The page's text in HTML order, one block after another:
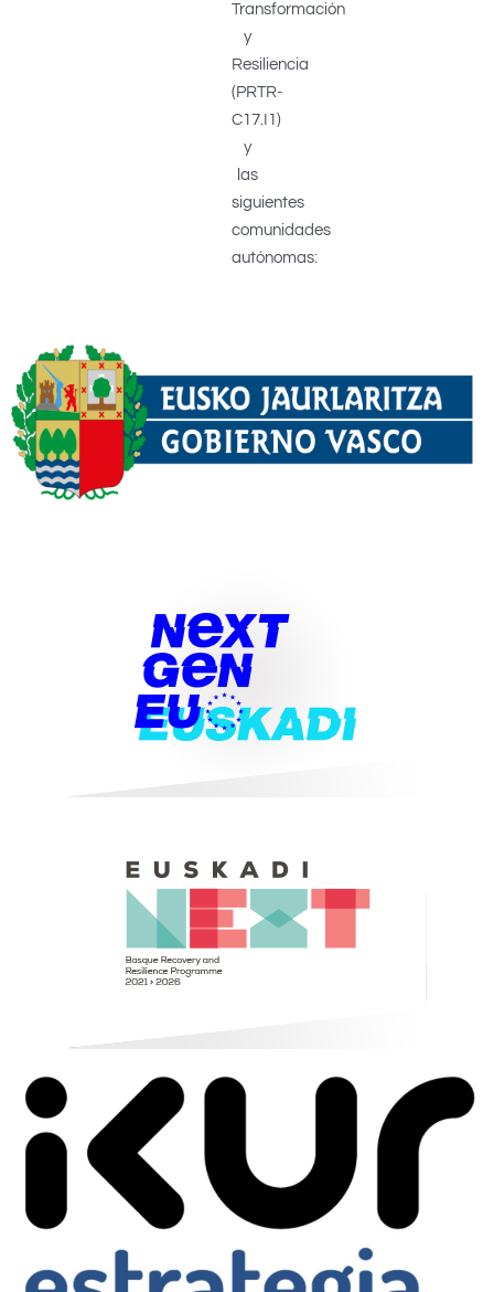
Transformación
y
Resiliencia
(PRTR-
C17.I1)
y
las
siguientes
comunidades
autónomas: